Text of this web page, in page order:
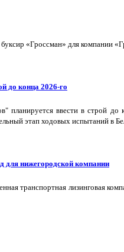
«Гроссман» для компании
до конца 2026-го
ввести в строй
этап ходовых испытаний в
для нижегородской компании
транспортная лизинговая